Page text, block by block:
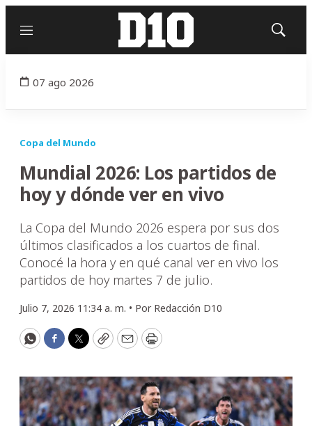
Menú
Mostrar
07 ago 2026
Copa del Mundo
Mundial 2026: Los partidos de
hoy y dónde ver en vivo
La Copa del Mundo 2026 espera por sus dos
últimos clasificados a los cuartos de final.
Conocé la hora y en qué canal ver en vivo los
partidos de hoy martes 7 de julio.
Julio 7, 2026 11:34 a. m. • Por Redacción D10
WhatsApp
Facebook
Twitter
CopyEmailPrint